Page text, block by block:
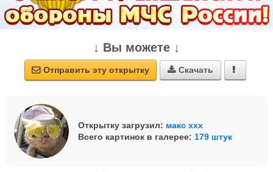
↓ Вы можете ↓
 Отправить эту открытку  Скачать 
Открытку загрузил: макс ххх
Всего картинок в галерее: 179 штук